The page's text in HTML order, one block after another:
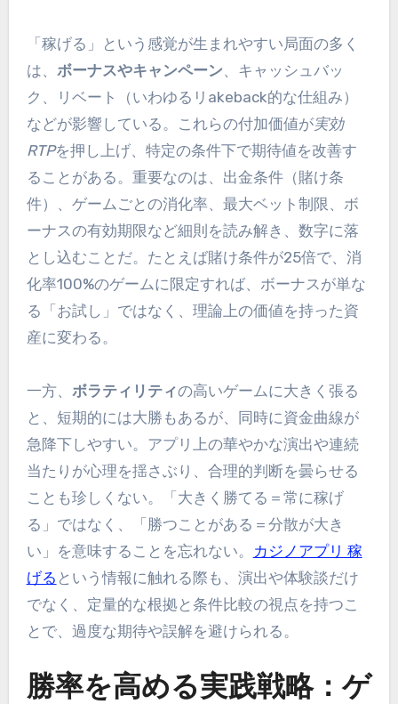
「稼げる」という感覚が生まれやすい局面の多く
は、 ボーナスやキャンペーン、キャッシュバッ
ク、リベート（いわゆるリakeback的な仕組み）
などが影響している。これらの付加価値が実効
RTPを押し上げ、特定の条件下で期待値を改善す
ることがある。重要なのは、出金条件（賭け条
件）、ゲームごとの消化率、最大ベット制限、ボ
ーナスの有効期限など細則を読み解き、数字に落
とし込むことだ。たとえば賭け条件が25倍で、消
化率100%のゲームに限定すれば、ボーナスが単な
る「お試し」ではなく、理論上の価値を持った資
産に変わる。
一方、 ボラティリティの高いゲームに大きく張る
と、短期的には大勝もあるが、同時に資金曲線が
急降下しやすい。アプリ上の華やかな演出や連続
当たりが心理を揺さぶり、合理的判断を曇らせる
ことも珍しくない。「大きく勝てる＝常に稼げ
る」ではなく、「勝つことがある＝分散が大き
い」を意味することを忘れない。
カジノアプリ 稼
げる という情報に触れる際も、演出や体験談だけ
でなく、定量的な根拠と条件比較の視点を持つこ
とで、過度な期待や誤解を避けられる。
勝率を高める実践戦略：ゲ